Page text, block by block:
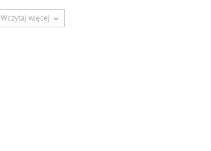
Wczytaj więcej